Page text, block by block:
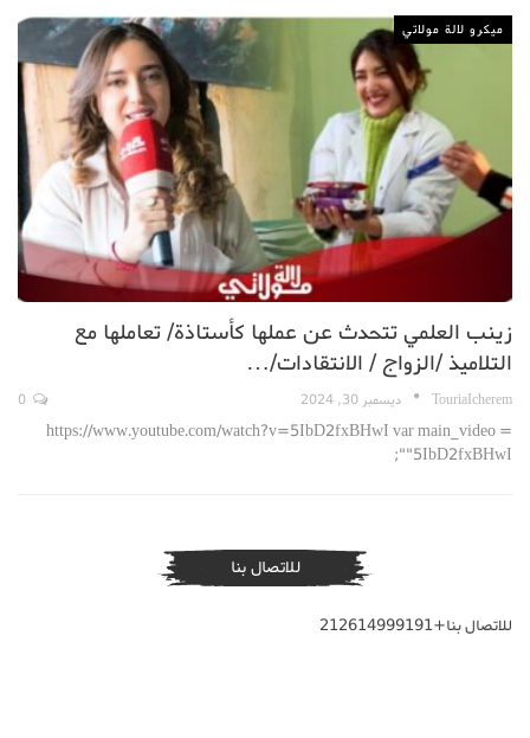
ميكرو لالة مولاتي
زينب العلمي تتحدث عن عملها كأستاذة/ تعاملها مع
التلاميذ /الزواج / الانتقادات/…
TouriaIcherem ديسمبر 30, 2024
https://www.youtube.com/watch?v=5IbD2fxBHwI var main_video =
"5IbD2fxBHwI";
للاتصال بنا
للاتصال بنا+212614999191